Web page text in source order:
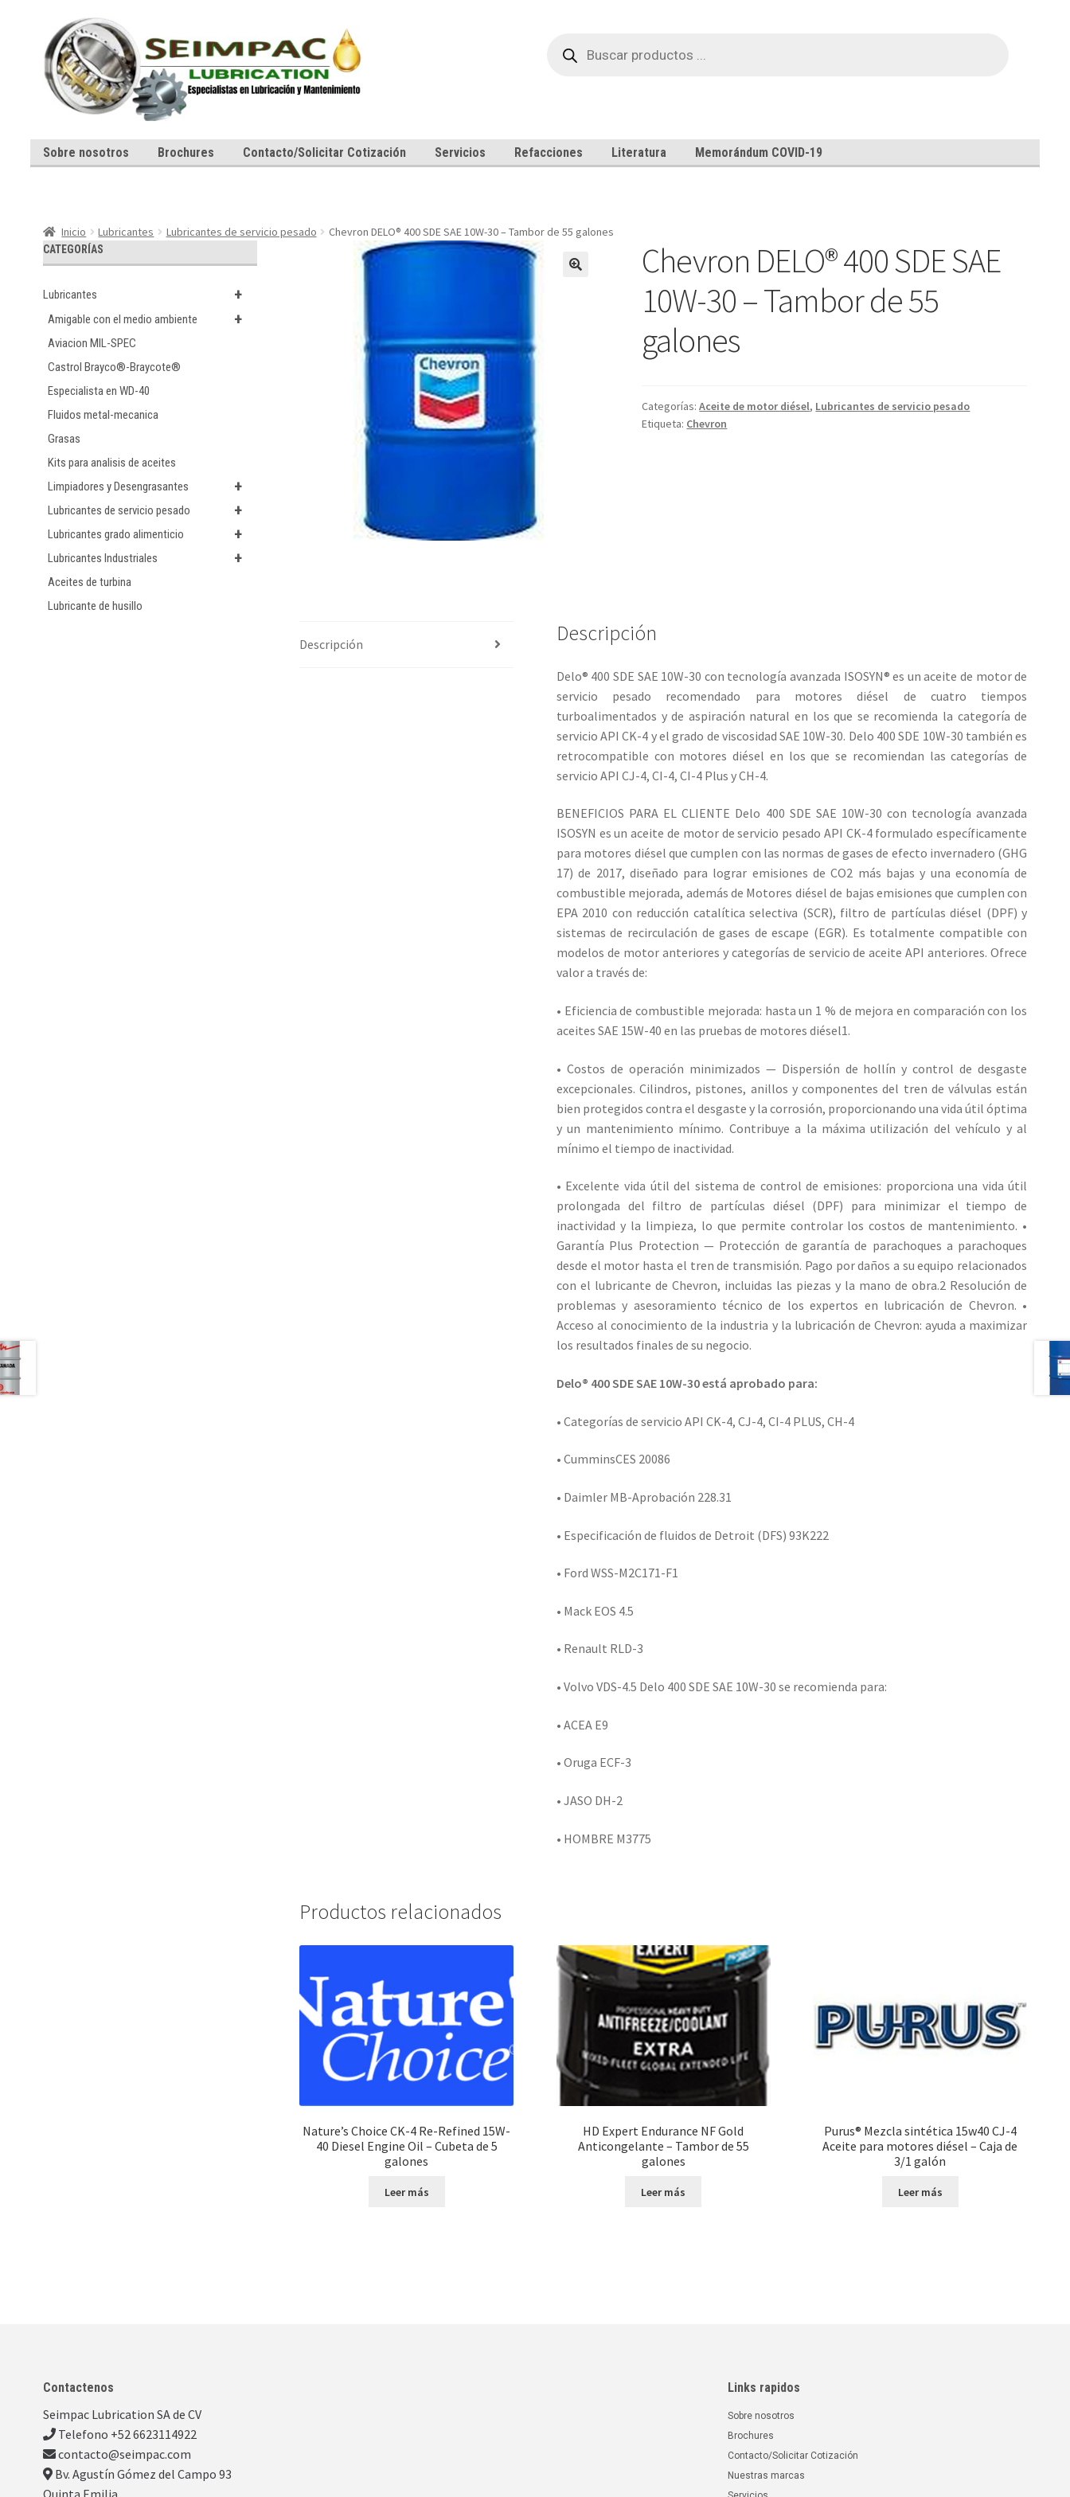
a
la
navegación
al
contenido
productos
Sobre nosotros Brochures Contacto/Solicitar Cotización Servicios Refacciones Literatura Memorándum COVID-19
Inicio Lubricantes Lubricantes de servicio pesado Chevron DELO® 400 SDE SAE 10W-30 – Tambor de 55 galones
Chevron DELO® 400 SDE SAE
10W-30 – Tambor de 55
galones
Categorías:Aceite de motor diésel, Lubricantes de servicio pesado
Etiqueta: Chevron
Descripción Descripción
Delo® 400 SDE SAE 10W-30 con tecnología avanzada ISOSYN® es un aceite de motor de
servicio pesado recomendado para motores diésel de cuatro tiempos
turboalimentados y de aspiración natural en los que se recomienda la categoría de
servicio API CK-4 y el grado de viscosidad SAE 10W-30. Delo 400 SDE 10W-30 también es
retrocompatible con motores diésel en los que se recomiendan las categorías de
servicio API CJ-4, CI-4, CI-4 Plus y CH-4.
BENEFICIOS PARA EL CLIENTE Delo 400 SDE SAE 10W-30 con tecnología avanzada
ISOSYN es un aceite de motor de servicio pesado API CK-4 formulado específicamente
para motores diésel que cumplen con las normas de gases de efecto invernadero (GHG
17) de 2017, diseñado para lograr emisiones de CO2 más bajas y una economía de
combustible mejorada, además de Motores diésel de bajas emisiones que cumplen con
EPA 2010 con reducción catalítica selectiva (SCR), filtro de partículas diésel (DPF) y
sistemas de recirculación de gases de escape (EGR). Es totalmente compatible con
modelos de motor anteriores y categorías de servicio de aceite API anteriores. Ofrece
valor a través de:
• Eficiencia de combustible mejorada: hasta un 1 % de mejora en comparación con los
aceites SAE 15W-40 en las pruebas de motores diésel1.
• Costos de operación minimizados — Dispersión de hollín y control de desgaste
excepcionales. Cilindros, pistones, anillos y componentes del tren de válvulas están
bien protegidos contra el desgaste y la corrosión, proporcionando una vida útil óptima
y un mantenimiento mínimo. Contribuye a la máxima utilización del vehículo y al
mínimo el tiempo de inactividad.
• Excelente vida útil del sistema de control de emisiones: proporciona una vida útil
prolongada del filtro de partículas diésel (DPF) para minimizar el tiempo de
inactividad y la limpieza, lo que permite controlar los costos de mantenimiento. •
Garantía Plus Protection — Protección de garantía de parachoques a parachoques
desde el motor hasta el tren de transmisión. Pago por daños a su equipo relacionados
con el lubricante de Chevron, incluidas las piezas y la mano de obra.2 Resolución de
problemas y asesoramiento técnico de los expertos en lubricación de Chevron. •
Acceso al conocimiento de la industria y la lubricación de Chevron: ayuda a maximizar
los resultados finales de su negocio.
Delo® 400 SDE SAE 10W-30 está aprobado para:
• Categorías de servicio API CK-4, CJ-4, CI-4 PLUS, CH-4
• CumminsCES 20086
• Daimler MB-Aprobación 228.31
• Especificación de fluidos de Detroit (DFS) 93K222
• Ford WSS-M2C171-F1
• Mack EOS 4.5
• Renault RLD-3
• Volvo VDS-4.5 Delo 400 SDE SAE 10W-30 se recomienda para:
• ACEA E9
• Oruga ECF-3
• JASO DH-2
• HOMBRE M3775
Productos relacionados
Nature’s Choice CK-4 Re-Refined 15W-
40 Diesel Engine Oil – Cubeta de 5
galones
Leer más
HD Expert Endurance NF Gold
Anticongelante – Tambor de 55
galones
Leer más
Purus® Mezcla sintética 15w40 CJ-4
Aceite para motores diésel – Caja de
3/1 galón
Leer más
CATEGORÍAS
+
Lubricantes
+
Amigable con el medio ambiente
Aviacion MIL-SPEC
Castrol Brayco®-Braycote®
Especialista en WD-40
Fluidos metal-mecanica
Grasas
Kits para analisis de aceites
+
Limpiadores y Desengrasantes
+
Lubricantes de servicio pesado
+
Lubricantes grado alimenticio
+
Lubricantes Industriales
Aceites de turbina
Lubricante de husillo
Contactenos
Seimpac Lubrication SA de CV
Telefono +52 6623114922
contacto@seimpac.com
Bv. Agustín Gómez del Campo 93
Quinta Emilia
Links rapidos
Sobre nosotros
Brochures
Contacto/Solicitar Cotización
Nuestras marcas